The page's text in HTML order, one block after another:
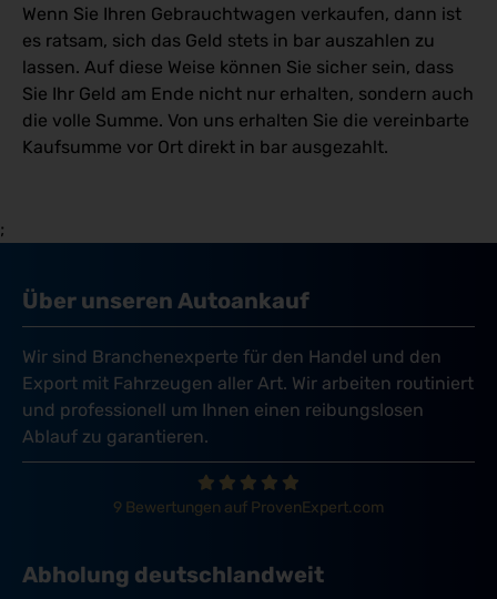
Wenn Sie Ihren Gebrauchtwagen verkaufen, dann ist
es ratsam, sich das Geld stets in bar auszahlen zu
lassen. Auf diese Weise können Sie sicher sein, dass
Sie Ihr Geld am Ende nicht nur erhalten, sondern auch
die volle Summe. Von uns erhalten Sie die vereinbarte
Kaufsumme vor Ort direkt in bar ausgezahlt.
;
Über unseren Autoankauf
Wir sind Branchenexperte für den Handel und den
Export mit Fahrzeugen aller Art. Wir arbeiten routiniert
und professionell um Ihnen einen reibungslosen
Ablauf zu garantieren.
9 Bewertungen auf ProvenExpert.com
Abholung deutschlandweit